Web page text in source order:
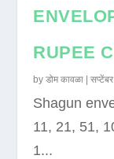
RUPEE
byडोम कावळा |
Shagun
11, 21, 51,
1...